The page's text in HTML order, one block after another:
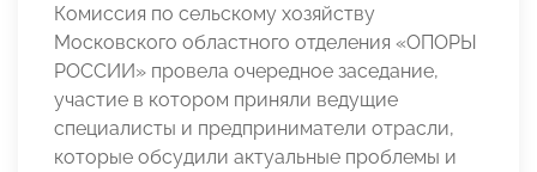
Комиссия по сельскому хозяйству
Московского областного отделения «ОПОРЫ
РОССИИ» провела очередное заседание,
участие в котором приняли ведущие
специалисты и предприниматели отрасли,
которые обсудили актуальные проблемы и